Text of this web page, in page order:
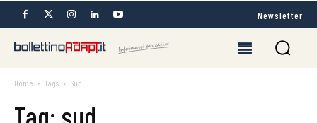
Newsletter
Home Tags Sud
Tag: sud